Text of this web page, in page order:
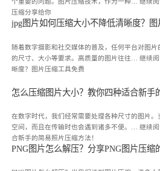
压缩分享给你
jpg图片如何压缩大小不降低清晰度？
随着数字摄影和社交媒体的普及，任何平台对图
的尺寸、大小等要求。高质量的图片往往… 继续阅
晰度？图片压缩工具免费
怎么压缩图片大小？教你四种适合新手
在数字时代，我们经常需要处理各种尺寸的图片
空间，而且在传输时也会遇到诸多不便。… 继续阅
合新手的简易照片压缩方法！
PNG图片怎么解压？分享PNG图片压缩